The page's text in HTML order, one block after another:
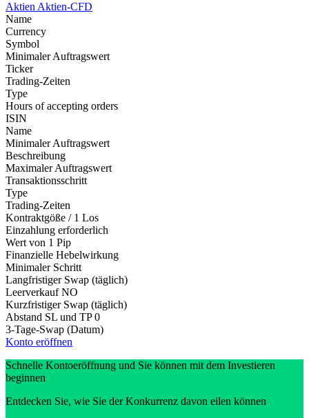
Aktien Aktien-CFD
Name
Currency
Symbol
Minimaler Auftragswert
Ticker
Trading-Zeiten
Type
Hours of accepting orders
ISIN
Name
Minimaler Auftragswert
Beschreibung
Maximaler Auftragswert
Transaktionsschritt
Type
Trading-Zeiten
Kontraktgöße / 1 Los
Einzahlung erforderlich
Wert von 1 Pip
Finanzielle Hebelwirkung
Minimaler Schritt
Langfristiger Swap (täglich)
Leerverkauf NO
Kurzfristiger Swap (täglich)
Abstand SL und TP 0
3-Tage-Swap (Datum)
Konto eröffnen
Schnelle Kontoeröffnung und Sie können mit dem Investieren
beginnen
Entdecken Sie, wie Sie der Konkurrenz davon eilen können